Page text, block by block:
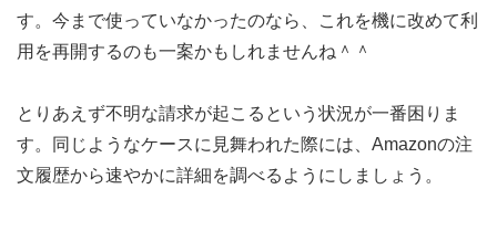
す。今まで使っていなかったのなら、これを機に改めて利
用を再開するのも一案かもしれませんね＾＾
とりあえず不明な請求が起こるという状況が一番困りま
す。同じようなケースに見舞われた際には、Amazonの注
文履歴から速やかに詳細を調べるようにしましょう。